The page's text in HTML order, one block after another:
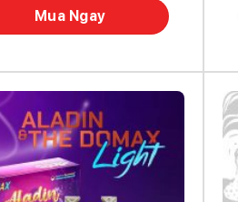
Mua Ngay